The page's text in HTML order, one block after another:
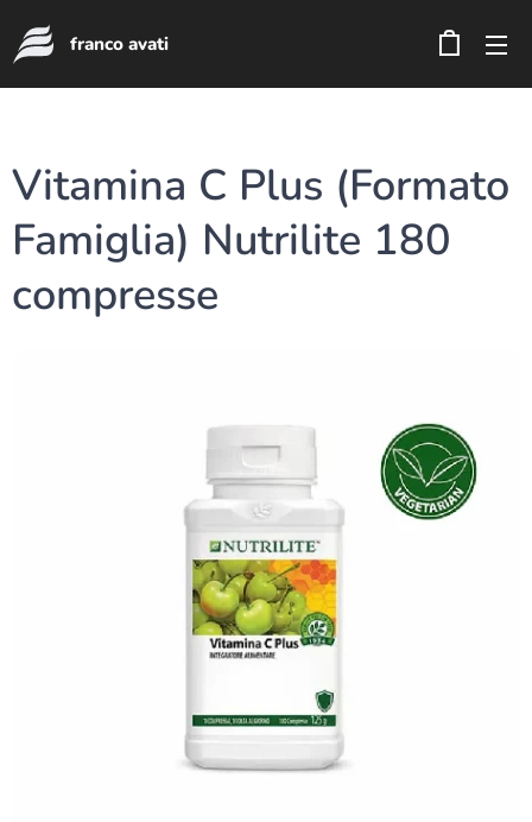
franco avati
Vitamina C Plus (Formato
Famiglia) Nutrilite 180
compresse